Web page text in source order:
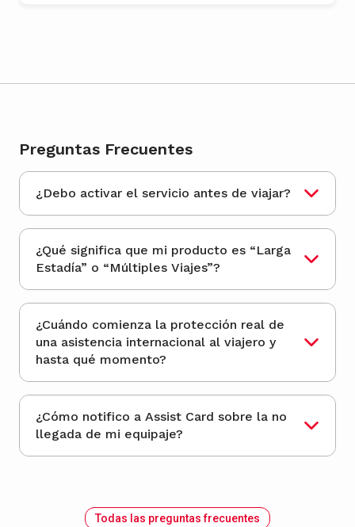
Preguntas Frecuentes
¿Debo activar el servicio antes de viajar?
¿Qué significa que mi producto es “Larga
Estadía” o “Múltiples Viajes”?
¿Cuándo comienza la protección real de
una asistencia internacional al viajero y
hasta qué momento?
¿Cómo notifico a Assist Card sobre la no
llegada de mi equipaje?
Todas las preguntas frecuentes